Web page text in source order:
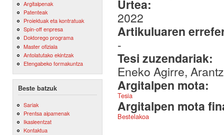
Argitalpenak
Patenteak
Proiektuak eta kontratuak
Spin-off enpresa
Doktorego programa
Master ofiziala
Antolatutako ekintzak
Etengabeko formakuntza
Beste batzuk
Sariak
Prentsa aipamenak
Ikasleentzat
Kontaktua
Urtea:
2022
Artikuluaren
-
Tesi zuzendariak:
Eneko Agirre,
Argitalpen mota:
Tesia
Argitalpen mota
Bestelakoa